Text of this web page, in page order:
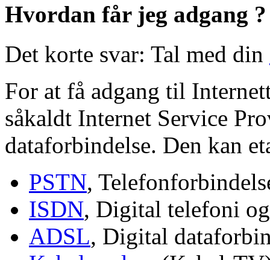
Hvordan får jeg adgang ?
Det korte svar: Tal med din
For at få adgang til
såkaldt Internet Service
dataforbindelse. Den kan
PSTN,
ISDN, Digital telefoni
ADSL, Digital